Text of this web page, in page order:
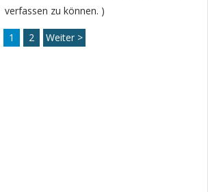
verfassen zu können. )
1 2 Weiter >